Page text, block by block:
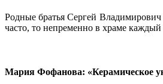
Родные братья Сергей
часто, то непременно в храме
Мария Фофанова: «Керамическое